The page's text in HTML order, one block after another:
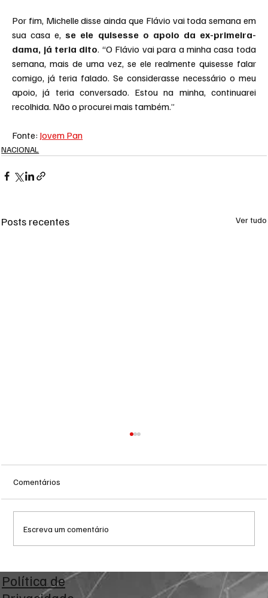
Por fim, Michelle disse ainda que Flávio vai toda semana em
sua casa e, se ele quisesse o apoio da ex-primeira-
dama, já teria dito. “O Flávio vai para a minha casa toda
semana, mais de uma vez, se ele realmente quisesse falar
comigo, já teria falado. Se considerasse necessário o meu
apoio, já teria conversado. Estou na minha, continuarei
recolhida. Não o procurei mais também.”
Fonte: Jovem Pan
NACIONAL
Posts recentes Ver tudo
Corinthians aproveita falha de Volpi, vence
o Bragantino por 2 a 0 e sobe na tabela do
Comentários
Escreva um comentário
Política de